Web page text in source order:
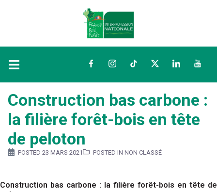
FacebookInstagramTikTokTwitterLinkedIn
Construction bas carbone :
la filière forêt-bois en tête
de peloton
POSTED 23 MARS 2021 POSTED IN NON CLASSÉ
Construction bas carbone : la filière forêt-bois en tête de